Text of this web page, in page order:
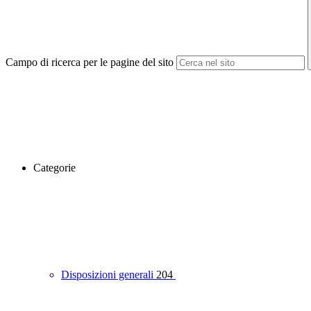
Campo di ricerca per le pagine del sito
Categorie
Disposizioni generali 204